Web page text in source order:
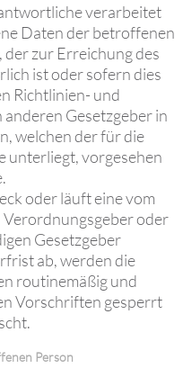
verarbeitet
Daten der betroffenen
zur Erreichung des
ist oder sofern dies
Richtlinien- und
Gesetzgeber in
welchen der für die
unterliegt, vorgesehen
oder läuft eine vom
oder
Gesetzgeber
ab, werden die
routinemäßig und
Vorschriften gesperrt
Person